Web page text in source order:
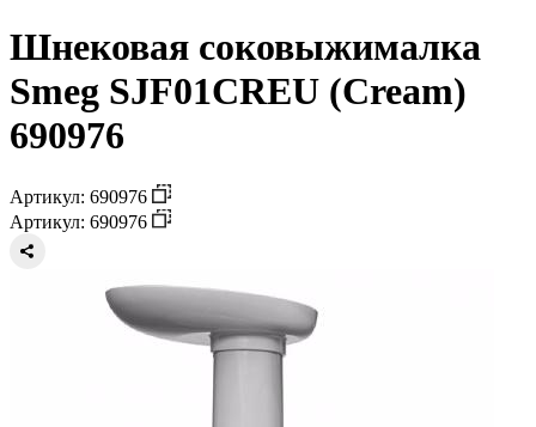
Шнековая соковыжималка
Smeg SJF01CREU (Cream)
690976
Артикул: 690976
Артикул: 690976